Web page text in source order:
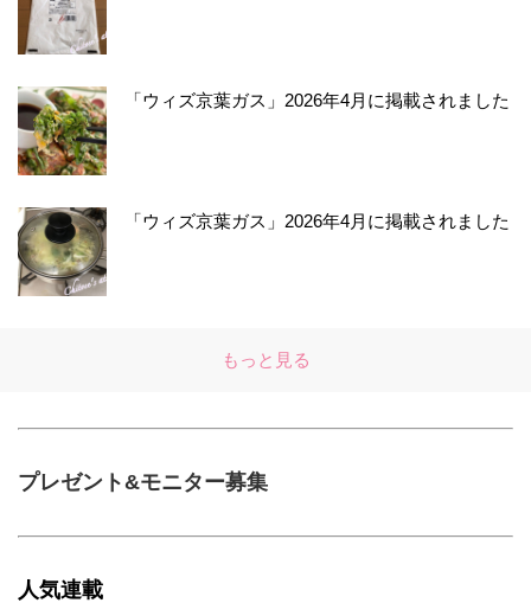
「ウィズ京葉ガス」2026年4月に掲載されました
「ウィズ京葉ガス」2026年4月に掲載されました
もっと見る
プレゼント&モニター募集
人気連載